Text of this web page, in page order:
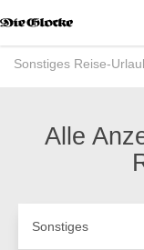
Modus
aktivieren
zurSonstiges Reise-
Alle
Sonstiges